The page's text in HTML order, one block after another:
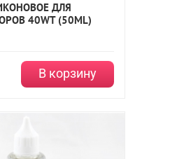
ДЛЯ
40WT (50ML)
В корзину